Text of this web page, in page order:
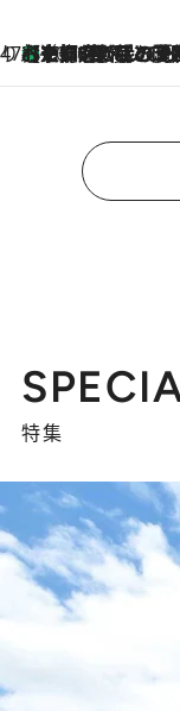
47都道府県の手みやげ ひんやりスイーツで夏を
2026.8.7
【京都府】この夏絶対食べたい 冷やしておいしいおやつ3選 ひと口目か
特集